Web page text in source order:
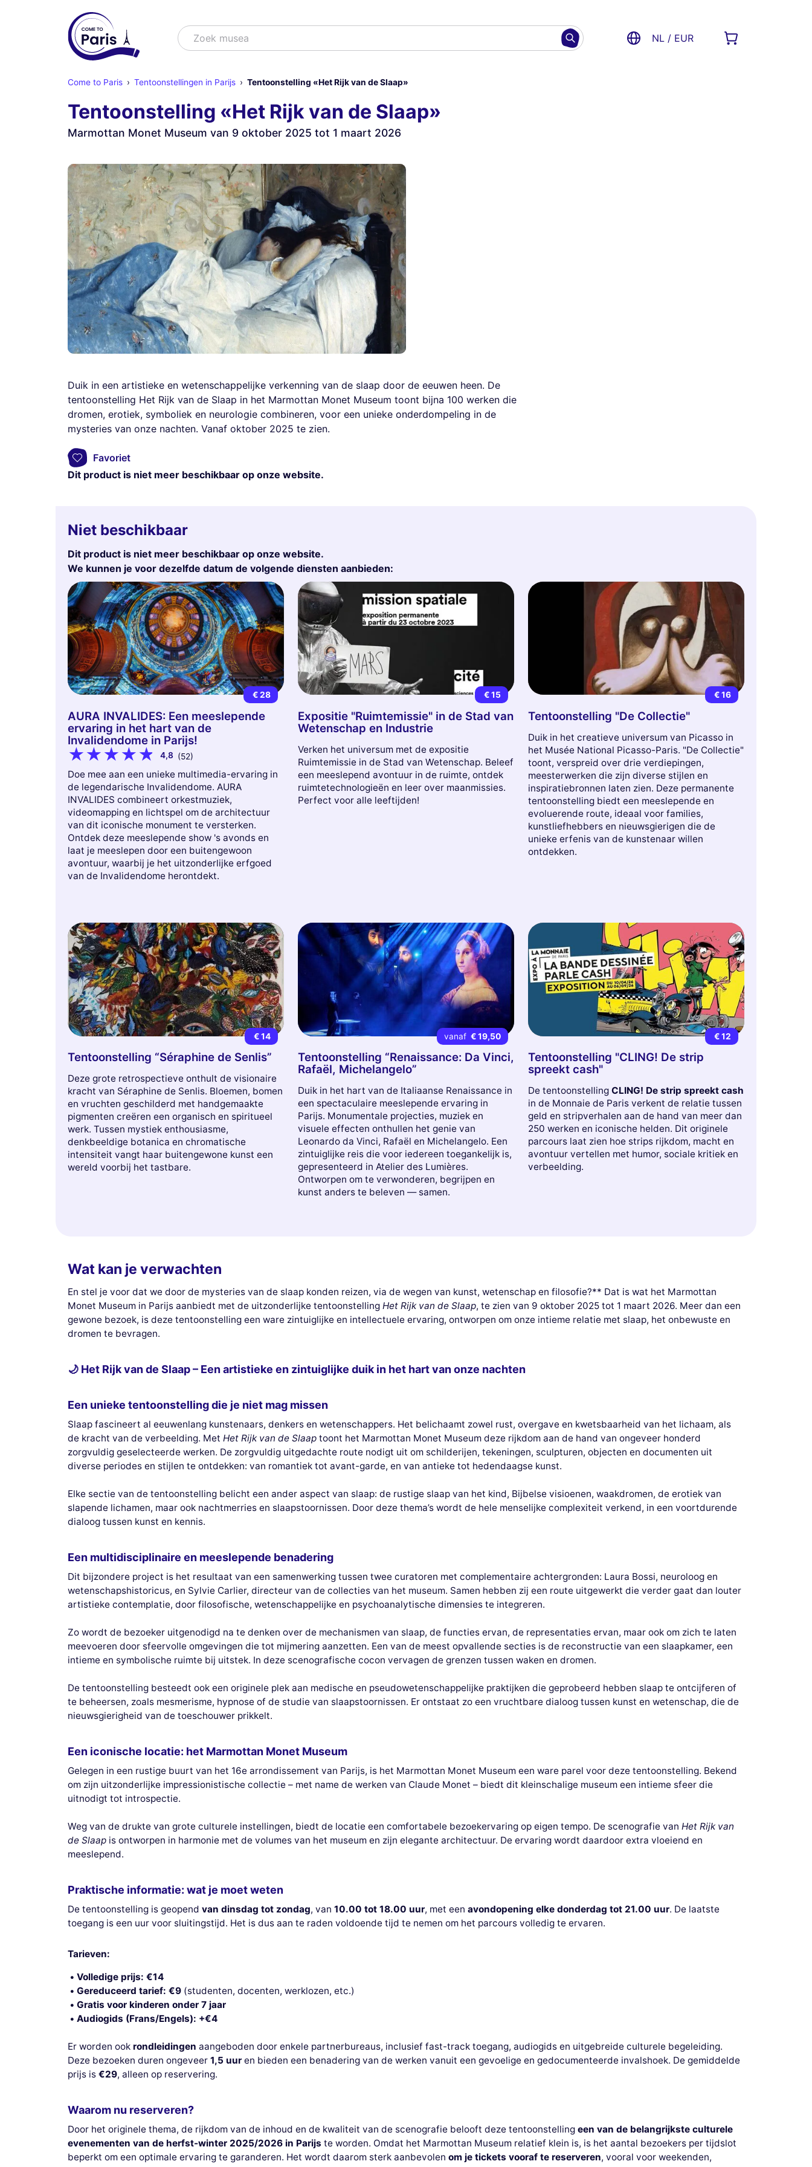
ZoekZoek shows NL / EUR
Come to Paris Tentoonstellingen in Parijs Tentoonstelling «Het Rijk van de Slaap»
Tentoonstelling «Het Rijk van de Slaap»
Marmottan Monet Museum van 9 oktober 2025 tot 1 maart 2026
Duik in een artistieke en wetenschappelijke verkenning van de slaap door de eeuwen heen. De
tentoonstelling Het Rijk van de Slaap in het Marmottan Monet Museum toont bijna 100 werken die
dromen, erotiek, symboliek en neurologie combineren, voor een unieke onderdompeling in de
mysteries van onze nachten. Vanaf oktober 2025 te zien.
Favoriet
Dit product is niet meer beschikbaar op onze website.
Niet beschikbaar
Dit product is niet meer beschikbaar op onze website.
We kunnen je voor dezelfde datum de volgende diensten aanbieden:
€ 28
AURA INVALIDES: Een meeslepende
ervaring in het hart van de
Invalidendome in Parijs!
4,8 (52)
Doe mee aan een unieke multimedia-ervaring in
de legendarische Invalidendome. AURA
INVALIDES combineert orkestmuziek,
videomapping en lichtspel om de architectuur
van dit iconische monument te versterken.
Ontdek deze meeslepende show 's avonds en
laat je meeslepen door een buitengewoon
avontuur, waarbij je het uitzonderlijke erfgoed
van de Invalidendome herontdekt.
€ 15
Expositie "Ruimtemissie" in de Stad van
Wetenschap en Industrie
Verken het universum met de expositie
Ruimtemissie in de Stad van Wetenschap. Beleef
een meeslepend avontuur in de ruimte, ontdek
ruimtetechnologieën en leer over maanmissies.
Perfect voor alle leeftijden!
€ 16
Tentoonstelling "De Collectie"
Duik in het creatieve universum van Picasso in
het Musée National Picasso-Paris. "De Collectie"
toont, verspreid over drie verdiepingen,
meesterwerken die zijn diverse stijlen en
inspiratiebronnen laten zien. Deze permanente
tentoonstelling biedt een meeslepende en
evoluerende route, ideaal voor families,
kunstliefhebbers en nieuwsgierigen die de
unieke erfenis van de kunstenaar willen
ontdekken.
€ 14
Tentoonstelling “Séraphine de Senlis”
Deze grote retrospectieve onthult de visionaire
kracht van Séraphine de Senlis. Bloemen, bomen
en vruchten geschilderd met handgemaakte
pigmenten creëren een organisch en spiritueel
werk. Tussen mystiek enthousiasme,
denkbeeldige botanica en chromatische
intensiteit vangt haar buitengewone kunst een
wereld voorbij het tastbare.
vanaf € 19,50
Tentoonstelling “Renaissance: Da Vinci,
Rafaël, Michelangelo”
Duik in het hart van de Italiaanse Renaissance in
een spectaculaire meeslepende ervaring in
Parijs. Monumentale projecties, muziek en
visuele effecten onthullen het genie van
Leonardo da Vinci, Rafaël en Michelangelo. Een
zintuiglijke reis die voor iedereen toegankelijk is,
gepresenteerd in Atelier des Lumières.
Ontworpen om te verwonderen, begrijpen en
kunst anders te beleven — samen.
€ 12
Tentoonstelling "CLING! De strip
spreekt cash"
De tentoonstelling CLING! De strip spreekt cash
in de Monnaie de Paris verkent de relatie tussen
geld en stripverhalen aan de hand van meer dan
250 werken en iconische helden. Dit originele
parcours laat zien hoe strips rijkdom, macht en
avontuur vertellen met humor, sociale kritiek en
verbeelding.
Wat kan je verwachten
En stel je voor dat we door de mysteries van de slaap konden reizen, via de wegen van kunst, wetenschap en filosofie?** Dat is wat het Marmottan
Monet Museum in Parijs aanbiedt met de uitzonderlijke tentoonstelling Het Rijk van de Slaap, te zien van 9 oktober 2025 tot 1 maart 2026. Meer dan een
gewone bezoek, is deze tentoonstelling een ware zintuiglijke en intellectuele ervaring, ontworpen om onze intieme relatie met slaap, het onbewuste en
dromen te bevragen.
🌙 Het Rijk van de Slaap – Een artistieke en zintuiglijke duik in het hart van onze nachten
Een unieke tentoonstelling die je niet mag missen
Slaap fascineert al eeuwenlang kunstenaars, denkers en wetenschappers. Het belichaamt zowel rust, overgave en kwetsbaarheid van het lichaam, als
de kracht van de verbeelding. Met Het Rijk van de Slaap toont het Marmottan Monet Museum deze rijkdom aan de hand van ongeveer honderd
zorgvuldig geselecteerde werken. De zorgvuldig uitgedachte route nodigt uit om schilderijen, tekeningen, sculpturen, objecten en documenten uit
diverse periodes en stijlen te ontdekken: van romantiek tot avant-garde, en van antieke tot hedendaagse kunst.
Elke sectie van de tentoonstelling belicht een ander aspect van slaap: de rustige slaap van het kind, Bijbelse visioenen, waakdromen, de erotiek van
slapende lichamen, maar ook nachtmerries en slaapstoornissen. Door deze thema’s wordt de hele menselijke complexiteit verkend, in een voortdurende
dialoog tussen kunst en kennis.
Een multidisciplinaire en meeslepende benadering
Dit bijzondere project is het resultaat van een samenwerking tussen twee curatoren met complementaire achtergronden: Laura Bossi, neuroloog en
wetenschapshistoricus, en Sylvie Carlier, directeur van de collecties van het museum. Samen hebben zij een route uitgewerkt die verder gaat dan louter
artistieke contemplatie, door filosofische, wetenschappelijke en psychoanalytische dimensies te integreren.
Zo wordt de bezoeker uitgenodigd na te denken over de mechanismen van slaap, de functies ervan, de representaties ervan, maar ook om zich te laten
meevoeren door sfeervolle omgevingen die tot mijmering aanzetten. Een van de meest opvallende secties is de reconstructie van een slaapkamer, een
intieme en symbolische ruimte bij uitstek. In deze scenografische cocon vervagen de grenzen tussen waken en dromen.
De tentoonstelling besteedt ook een originele plek aan medische en pseudowetenschappelijke praktijken die geprobeerd hebben slaap te ontcijferen of
te beheersen, zoals mesmerisme, hypnose of de studie van slaapstoornissen. Er ontstaat zo een vruchtbare dialoog tussen kunst en wetenschap, die de
nieuwsgierigheid van de toeschouwer prikkelt.
Een iconische locatie: het Marmottan Monet Museum
Gelegen in een rustige buurt van het 16e arrondissement van Parijs, is het Marmottan Monet Museum een ware parel voor deze tentoonstelling. Bekend
om zijn uitzonderlijke impressionistische collectie – met name de werken van Claude Monet – biedt dit kleinschalige museum een intieme sfeer die
uitnodigt tot introspectie.
Weg van de drukte van grote culturele instellingen, biedt de locatie een comfortabele bezoekervaring op eigen tempo. De scenografie van Het Rijk van
de Slaap is ontworpen in harmonie met de volumes van het museum en zijn elegante architectuur. De ervaring wordt daardoor extra vloeiend en
meeslepend.
Praktische informatie: wat je moet weten
De tentoonstelling is geopend van dinsdag tot zondag, van 10.00 tot 18.00 uur, met een avondopening elke donderdag tot 21.00 uur. De laatste
toegang is een uur voor sluitingstijd. Het is dus aan te raden voldoende tijd te nemen om het parcours volledig te ervaren.
Tarieven:
Volledige prijs: €14
Gereduceerd tarief: €9 (studenten, docenten, werklozen, etc.)
Gratis voor kinderen onder 7 jaar
Audiogids (Frans/Engels): +€4
Er worden ook rondleidingen aangeboden door enkele partnerbureaus, inclusief fast-track toegang, audiogids en uitgebreide culturele begeleiding.
Deze bezoeken duren ongeveer 1,5 uur en bieden een benadering van de werken vanuit een gevoelige en gedocumenteerde invalshoek. De gemiddelde
prijs is €29, alleen op reservering.
Waarom nu reserveren?
Door het originele thema, de rijkdom van de inhoud en de kwaliteit van de scenografie belooft deze tentoonstelling een van de belangrijkste culturele
evenementen van de herfst-winter 2025/2026 in Parijs te worden. Omdat het Marmottan Museum relatief klein is, is het aantal bezoekers per tijdslot
beperkt om een optimale ervaring te garanderen. Het wordt daarom sterk aanbevolen om je tickets vooraf te reserveren, vooral voor weekenden,